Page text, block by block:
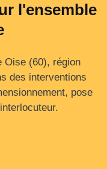
l'ensemble
Oise (60), région
des interventions
pose